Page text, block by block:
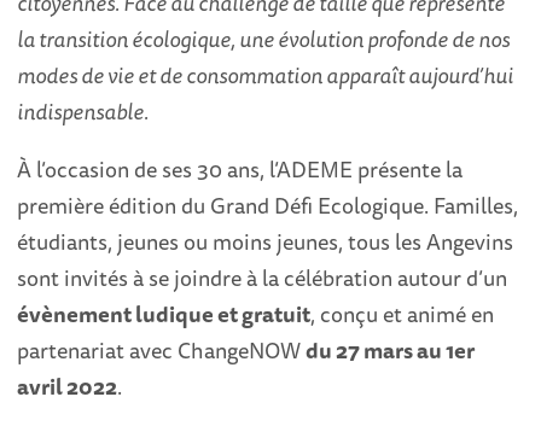
la transition écologique, une évolution profonde de nos
modes de vie et de consommation apparaît aujourd’hui
indispensable.
À l’occasion de ses 30 ans, l’ADEME présente la
première édition du Grand Défi Ecologique. Familles,
étudiants, jeunes ou moins jeunes, tous les Angevins
sont invités à se joindre à la célébration autour d’un
évènement ludique et gratuit, conçu et animé en
partenariat avec ChangeNOWdu 27 mars au 1er
avril 2022.